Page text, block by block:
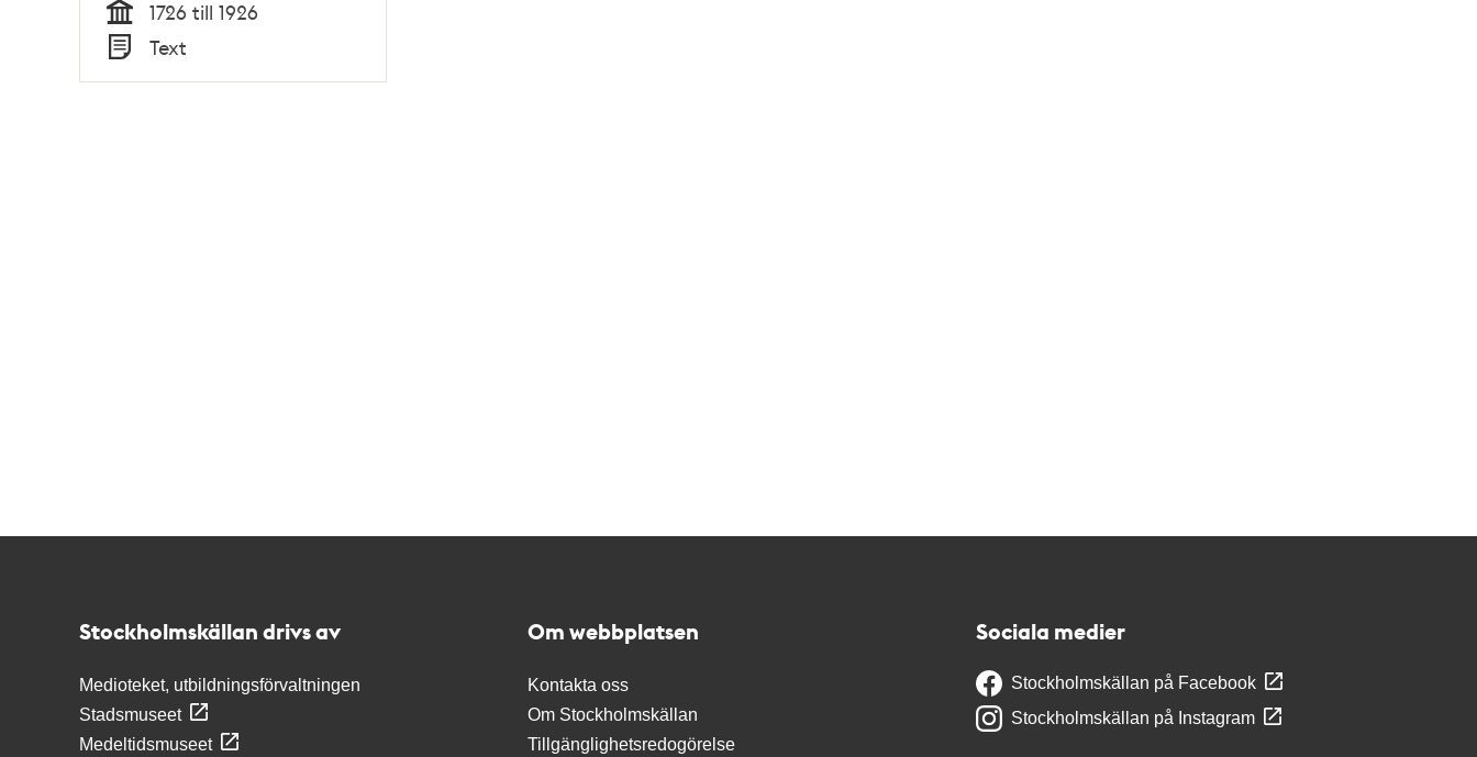
Tid
1726 till 1926
Typ
Text
Stockholmskällan drivs av
Medioteket, utbildningsförvaltningen
Stadsmuseet
Medeltidsmuseet
Om webbplatsen
Kontakta oss
Om Stockholmskällan
Tillgänglighetsredogörelse
Sociala medier
Stockholmskällan på Facebook
Stockholmskällan på Instagram